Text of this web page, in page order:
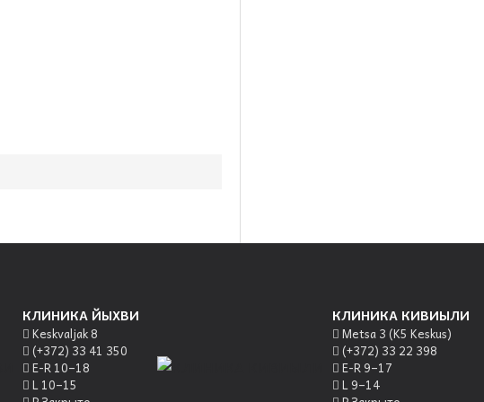
КЛИНИКА ЙЫХВИ
Keskvaljak 8
(+372) 33 41 350
E-R 10–18
L 10–15
КЛИНИКА КИВИЫЛИ
Metsa 3 (K5 Keskus)
(+372) 33 22 398
E-R 9–17
L 9–14